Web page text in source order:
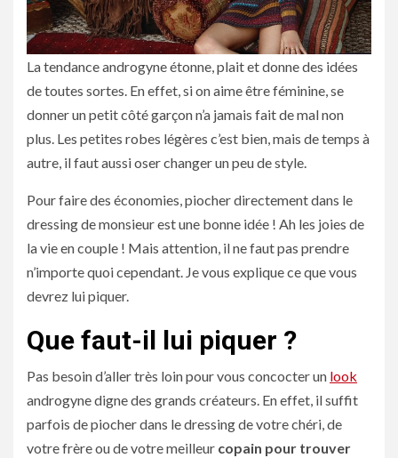
La tendance androgyne étonne, plait et donne des idées
de toutes sortes. En effet, si on aime être féminine, se
donner un petit côté garçon n’a jamais fait de mal non
plus. Les petites robes légères c’est bien, mais de temps à
autre, il faut aussi oser changer un peu de style.
Pour faire des économies, piocher directement dans le
dressing de monsieur est une bonne idée ! Ah les joies de
la vie en couple ! Mais attention, il ne faut pas prendre
n’importe quoi cependant. Je vous explique ce que vous
devrez lui piquer.
Que faut-il lui piquer ?
Pas besoin d’aller très loin pour vous concocter un look
androgyne digne des grands créateurs. En effet, il suffit
parfois de piocher dans le dressing de votre chéri, de
votre frère ou de votre meilleur copain pour trouver